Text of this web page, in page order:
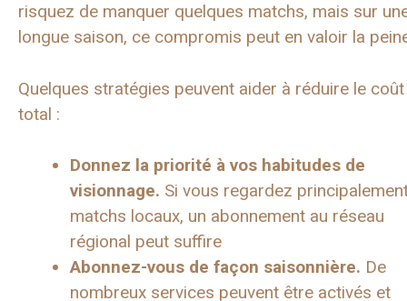
risquez de manquer quelques matchs, mais sur
longue saison, ce compromis peut en valoir la
Quelques stratégies peuvent aider à réduire le coût
total :
Donnez la priorité à vos habitudes de
visionnage. Si vous regardez
matchs locaux, un abonnement au réseau
régional peut suffire
Abonnez-vous de façon saisonnière. De
nombreux services peuvent être activés et